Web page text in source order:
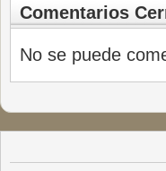
Comentarios
No se puede